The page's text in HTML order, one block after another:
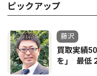
ピックアップ
藤沢
買取実績
を｣ 最低